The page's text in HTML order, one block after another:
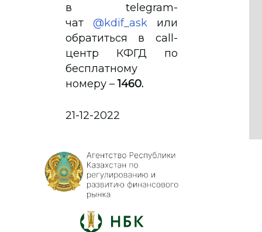
в telegram-
чат @kdif_askили
обратиться в call-
центр КФГД по
бесплатному
номеру –1460.
21-12-2022